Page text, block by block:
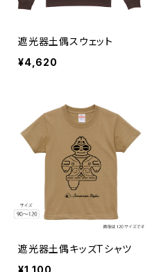
遮光器土偶スウェット
¥4,620
遮光器土偶キッズTシャツ
¥1,100